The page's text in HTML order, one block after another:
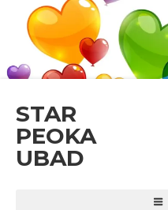
STAR
PEOKA
UBAD